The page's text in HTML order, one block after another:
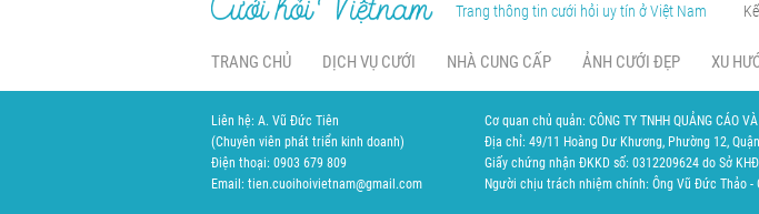
Trang thông tin cưới hỏi uy tín ở Việt Nam
TRANG CHỦ DỊCH VỤ CƯỚI NHÀ CUNG CẤP ẢNH CƯỚI ĐẸP XU
Liên hệ: A. Vũ Đức Tiên
(Chuyên viên phát triển kinh doanh)
Điện thoại: 0903 679 809
Email: tien.cuoihoivietnam@gmail.com
Cơ quan chủ quản: CÔNG TY TNHH QUẢNG CÁO VÀ
Địa chỉ: 49/11 Hoàng Dư Khương, Phường 12, Quận
Giấy chứng nhận ĐKKD số: 0312209624 do Sở
Người chịu trách nhiệm chính: Ông Vũ Đức Thảo -